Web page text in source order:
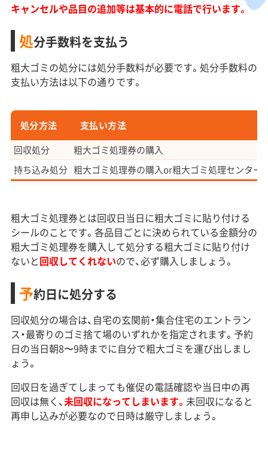
キャンセルや品目の追加等は基本的に電話で行います。
処分手数料を支払う
粗大ゴミの処分には処分手数料が必要です。処分手数料の
支払い方法は以下の通りです。
処分方法
支払い方法
回収処分
粗大ゴミ処理券の購入
持ち込み処分 粗大ゴミ処理券の購入or粗大ゴミ処理センター
粗大ゴミ処理券とは回収日当日に粗大ゴミに貼り付ける
シールのことです。各品目ごとに決められている金額分の
粗大ゴミ処理券を購入して処分する粗大ゴミに貼り付け
ないと回収してくれないので、必ず購入しましょう。
予約日に処分する
回収処分の場合は、自宅の玄関前・集合住宅のエントラン
ス・最寄りのゴミ捨て場のいずれかを指定されます。予約
日の当日朝8〜9時までに自分で粗大ゴミを運び出しまし
ょう。
回収日を過ぎてしまっても催促の電話確認や当日中の再
回収は無く、未回収になってしまいます。 未回収になると
再申し込みが必要なので日時は厳守しましょう。